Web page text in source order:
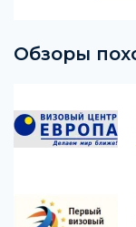
Обзоры